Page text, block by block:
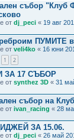
събор "Клуб
от dj_peci « 19 авг
ПУМИТЕ
от veli4ko « 16 юни
1 2
ЗА 17 СЪБОР
от synthez 3D « 31
събор на
от ivan_racing « 28
ЗА 15.06.
от dj_peci « 26 май